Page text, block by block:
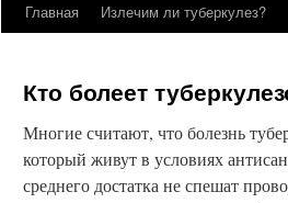
Главная Излечим ли туберкулез?
Кто болеет
Многие считают, что болезнь
который живут в условиях
среднего достатка не спешат